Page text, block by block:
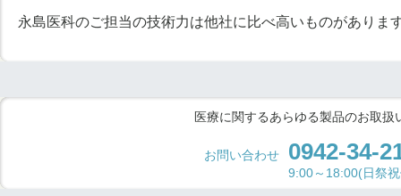
永島医科のご担当の技術力は他社に比べ高いものがありま
医療に関するあらゆる製品のお取
お問い合わせ 0942-34-
9:00～18:00(日祭